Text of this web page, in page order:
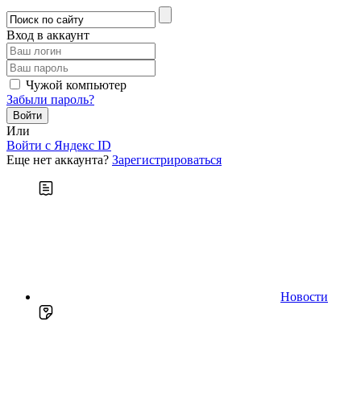
Вход в аккаунт
Чужой компьютер
Забыли пароль?
Или
Войти c Яндекс ID
Еще нет аккаунта? Зарегистрироваться
Новости